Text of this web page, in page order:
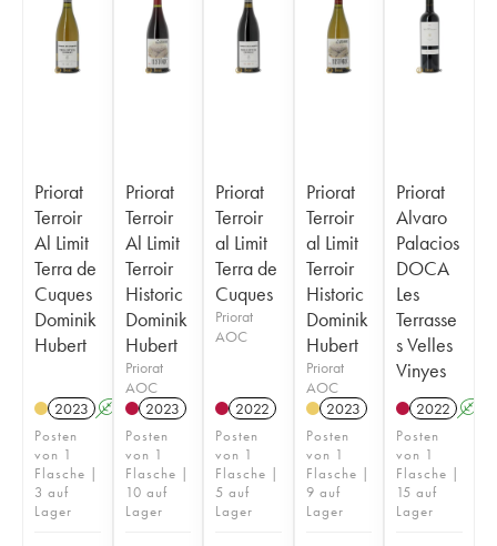
Priorat
Terroir
Al Limit
Terra de
Cuques
Dominik
Hubert
2023 A
Posten
von 1
Flasche |
3 auf
Lager
Priorat
Terroir
Al Limit
Terroir
Historic
Dominik
Hubert
Priorat
AOC
2023
Posten
von 1
Flasche |
10 auf
Lager
Priorat
Terroir
al Limit
Terra de
Cuques
Priorat
AOC
2022
Posten
von 1
Flasche |
5 auf
Lager
Priorat
Terroir
al Limit
Terroir
Historic
Dominik
Hubert
Priorat
AOC
2023
Posten
von 1
Flasche |
9 auf
Lager
Priorat
Alvaro
Palacios
DOCA
Les
Terrasse
s Velles
Vinyes
2022 A
Posten
von 1
Flasche |
15 auf
Lager